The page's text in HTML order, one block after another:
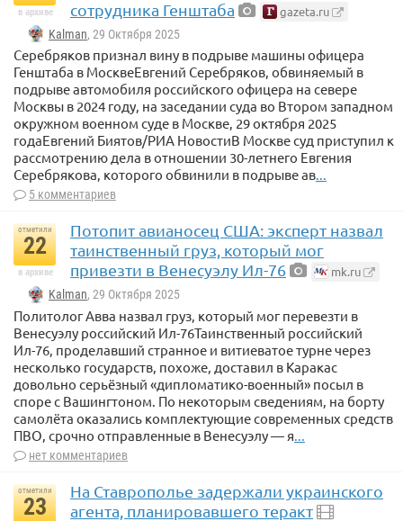
в архиве сотрудника Генштаба gazeta.ru
Kalman, 29 Октября 2025
Серебряков признал вину в подрыве машины офицера
Генштаба в МосквеЕвгений Серебряков, обвиняемый в
подрыве автомобиля российского офицера на севере
Москвы в 2024 году, на заседании суда во Втором западном
окружном военном суде в Москве, 29 октября 2025
годаЕвгений Биятов/РИА НовостиВ Москве суд приступил к
рассмотрению дела в отношении 30-летнего Евгения
Серебрякова, которого обвинили в подрыве ав...
5 комментариев
отметили
22
в архиве
Потопит авианосец США: эксперт назвал
таинственный груз, который мог
привезти в Венесуэлу Ил-76
mk.ru
Kalman, 29 Октября 2025
Политолог Авва назвал груз, который мог перевезти в
Венесуэлу российский Ил-76Таинственный российский
Ил-76, проделавший странное и витиеватое турне через
несколько государств, похоже, доставил в Каракас
довольно серьёзный «дипломатико-военный» посыл в
споре с Вашингтоном. По некоторым сведениям, на борту
самолёта оказались комплектующие современных средств
ПВО, срочно отправленные в Венесуэлу — я
нет комментариев
отметили
23
На Ставрополье задержали украинского
агента, планировавшего теракт